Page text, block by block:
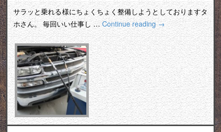
サラッと乗れる様にちょくちょく整備しようとしておりますタ
ホさん。 毎回いい仕事し …Continue reading→